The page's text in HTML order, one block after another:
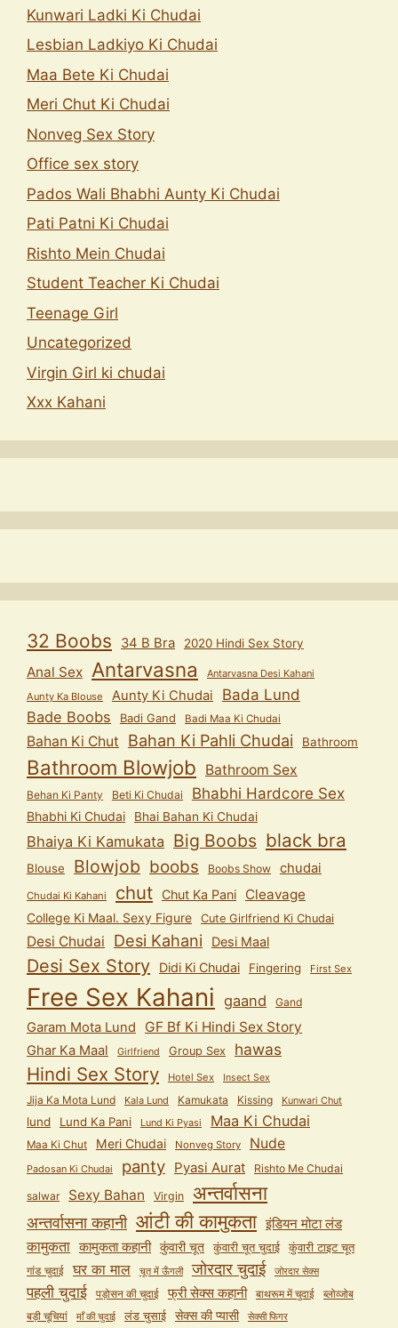
Kunwari Ladki Ki Chudai
Lesbian Ladkiyo Ki Chudai
Maa Bete Ki Chudai
Meri Chut Ki Chudai
Nonveg Sex Story
Office sex story
Pados Wali Bhabhi Aunty Ki Chudai
Pati Patni Ki Chudai
Rishto Mein Chudai
Student Teacher Ki Chudai
Teenage Girl
Uncategorized
Virgin Girl ki chudai
Xxx Kahani
32 Boobs 34 B Bra 2020 Hindi Sex Story
Anal Sex Antarvasna
Antarvasna Desi Kahani
Aunty Ka Blouse
Aunty Ki Chudai
Bada Lund
Bade Boobs
Badi Gand Badi Maa Ki Chudai
Bahan Ki Chut Bahan Ki Pahli Chudai Bathroom
Bathroom Blowjob Bathroom Sex
Behan Ki Panty Beti Ki Chudai Bhabhi Hardcore Sex
Bhabhi Ki Chudai Bhai Bahan Ki Chudai
Bhaiya Ki Kamukata Big Boobs black bra
Blouse Blowjob boobs Boobs Show chudai
Chudai Ki Kahani chut Chut Ka Pani Cleavage
College Ki Maal. Sexy Figure Cute Girlfriend Ki Chudai
Desi Chudai Desi Kahani Desi Maal
Desi Sex Story Didi Ki Chudai Fingering First Sex
Free Sex Kahani gaand Gand
Garam Mota Lund GF Bf Ki Hindi Sex Story
Ghar Ka Maal Girlfriend Group Sex hawas
Hindi Sex Story Hotel Sex Insect Sex
Jija Ka Mota Lund Kala Lund Kamukata Kissing Kunwari Chut
lund Lund Ka Pani Lund Ki Pyasi Maa Ki Chudai
Maa Ki Chut Meri Chudai Nonveg Story Nude
Padosan Ki Chudai panty Pyasi Aurat Rishto Me Chudai
salwar Sexy Bahan Virgin अन्तर्वासना
अन्तर्वासना कहानी आंटी की कामुकता इंडियन मोटा लंड
कामुकता कामुकता कहानी कुंवारी चूत कुंवारी चूत चुदाई कुंवारी टाइट चूत
गांड चुदाई घर का माल चूत में ऊँगली जोरदार चुदाई जोरदार सेक्स
पहली चुदाई पड़ोसन की चुदाई फ्री सेक्स कहानी बाथरूम में चुदाई
ब्लोव्जोब
बड़ी चूचियां
माँ की चुदाई लंड चुसाई सेक्स की प्यासी सेक्सी फिगर